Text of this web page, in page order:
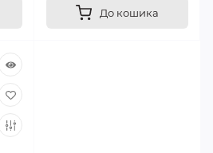
До кошика